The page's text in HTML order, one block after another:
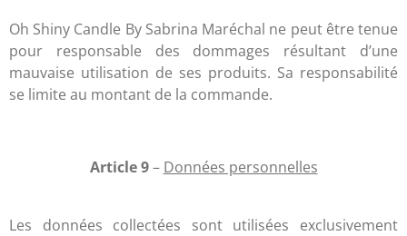
Oh Shiny Candle By Sabrina Maréchal ne peut être tenue
pour responsable des dommages résultant d’une
mauvaise utilisation de ses produits. Sa responsabilité
se limite au montant de la commande.
Article 9– Données personnelles
Les données collectées sont utilisées exclusivement